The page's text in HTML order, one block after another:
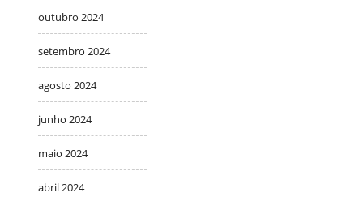
outubro 2024
setembro 2024
agosto 2024
junho 2024
maio 2024
abril 2024